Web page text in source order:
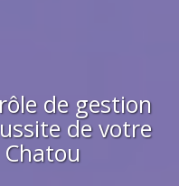
de gestion
de votre
Chatou